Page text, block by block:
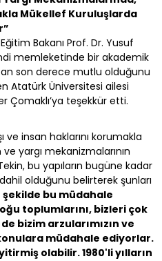
Mükellef Kuruluşlarda
Bakanı Prof. Dr. Yusuf
memleketinde bir akademik
son derece mutlu olduğunu
Atatürk Üniversitesi ailesi
Çomaklı’ya teşekkür etti.
ve insan haklarını korumakla
yargı mekanizmalarının
bu yapıların bugüne kadar
olduğunu belirterek şunları
bu müdahale
toplumlarını, bizleri çok
bizim arzularımızın ve
müdahale ediyorlar.
olabilir. 1980'li yılların